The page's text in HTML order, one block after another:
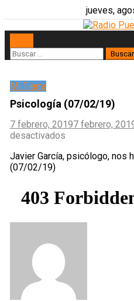
to
content
jueves,
Buscar:
Mi Tierra
Psicología (07/02/19)
7 febrero, 20197 febrero,
desactivadosen
(07/02/19)
Javier García, psicólogo, nos
(07/02/19)